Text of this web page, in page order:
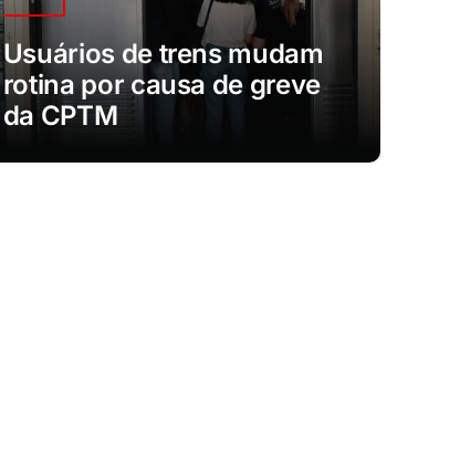
Usuários de trens mudam
rotina por causa de greve
da CPTM